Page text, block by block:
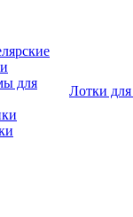
для
Лотки